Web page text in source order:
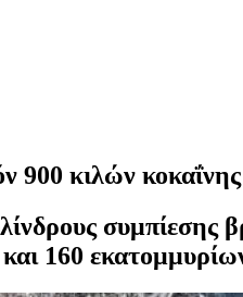
900 κιλών
συμπίεσης
και 160